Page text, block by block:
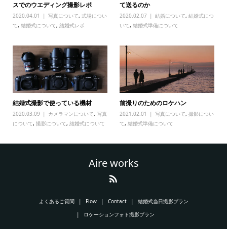
スでのウエディング撮影レポ
2020.04.01 写真について, 式場につい
て, 結婚式について, 結婚式レポ
て送るのか
2020.02.07 結婚について,結婚式につ
いて,結婚式準備について
結婚式撮影で使っている機材
2020.03.09 カメラマンについて, 写真
について, 撮影について, 結婚式について
前撮りのためのロケハン
2021.02.01 写真について,撮影につい
て,結婚式準備について
Aire works
よくあるご質問 Flow Contact
結婚式当日撮影プラン
ロケーションフォト撮影プラン